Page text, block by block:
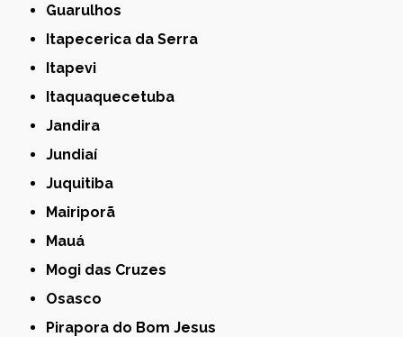
Guarulhos
Itapecerica da Serra
Itapevi
Itaquaquecetuba
Jandira
Jundiaí
Juquitiba
Mairiporã
Mauá
Mogi das Cruzes
Osasco
Pirapora do Bom Jesus